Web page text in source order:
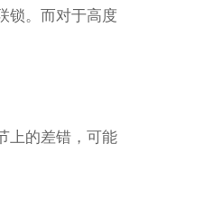
锁。而对于高度
上的差错，可能